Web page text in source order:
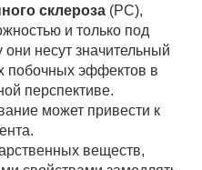
склероза (РС),
и только под
они несут значительный
побочных эффектов в
перспективе.
может привести к
веществ,